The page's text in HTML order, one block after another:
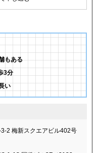
もある
3分
い
2 梅新スクエアビル402号